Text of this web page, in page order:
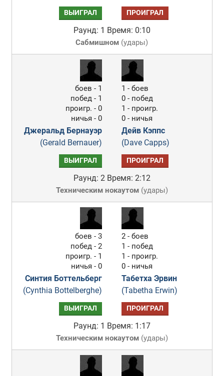
ВЫИГРАЛ ПРОИГРАЛ
Раунд: 1 Время: 0:10
Сабмишном (удары)
боев - 1
побед - 1
проигр. - 0
ничья - 0
Джеральд Бернауэр
(Gerald Bernauer)
1 - боев
0 - побед
1 - проигр.
0 - ничья
Дейв Кэппс
(Dave Capps)
ВЫИГРАЛ ПРОИГРАЛ
Раунд: 2 Время: 2:12
Техническим нокаутом(удары)
боев - 3
побед - 2
проигр. - 1
ничья - 0
Синтия Боттельберг
(Cynthia Bottelberghe)
2 - боев
1 - побед
1 - проигр.
0 - ничья
Табетха Эрвин
(Tabetha Erwin)
ВЫИГРАЛ ПРОИГРАЛ
Раунд: 1 Время: 1:17
Техническим нокаутом(удары)